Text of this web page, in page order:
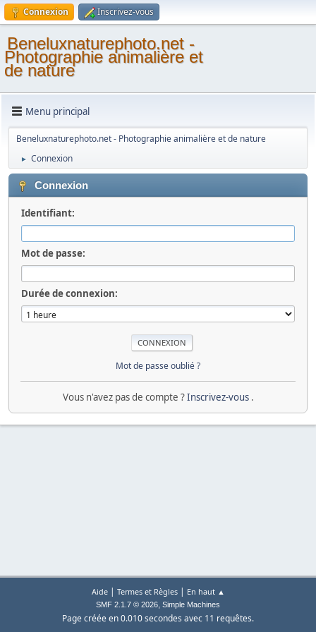
Connexion Inscrivez-vous
Beneluxnaturephoto.net -
Photographie animalière et
de nature
Menu principal
Beneluxnaturephoto.net - Photographie animalière et de nature
► Connexion
Connexion
Identifiant:
Mot de passe:
Durée de connexion:
Mot de passe oublié ?
Vous n'avez pas de compte ?Inscrivez-vous .
Aide| Termes et Règles| En haut ▲
SMF 2.1.7 © 2026, Simple Machines
Page créée en 0.010 secondes avec 11 requêtes.